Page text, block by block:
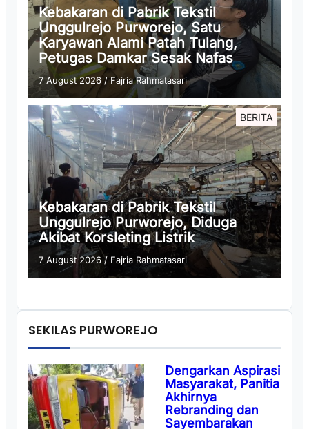
Kebakaran di Pabrik Tekstil
Unggulrejo Purworejo, Satu
Karyawan Alami Patah Tulang,
Petugas Damkar Sesak Nafas
7 August 2026 /Fajria Rahmatasari
BERITA
Kebakaran di Pabrik Tekstil
Unggulrejo Purworejo, Diduga
Akibat Korsleting Listrik
7 August 2026/ Fajria Rahmatasari
SEKILAS PURWOREJO
Dengarkan Aspirasi
Masyarakat, Panitia
Akhirnya
Rebranding dan
Sayembarakan